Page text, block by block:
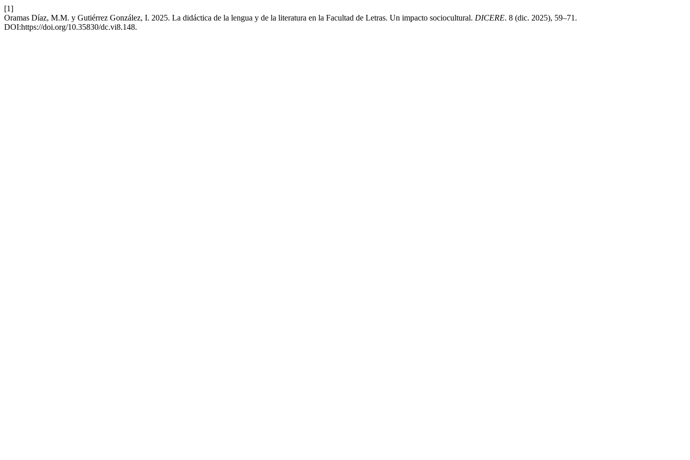
[1]
Oramas Díaz, M.M. y Gutiérrez González, I. 2025. La didáctica de la lengua y de la literatura en la Facultad de Letras. Un impacto sociocultural. DICERE. 8 (dic. 2025), 59–71.
DOI:https://doi.org/10.35830/dc.vi8.148.